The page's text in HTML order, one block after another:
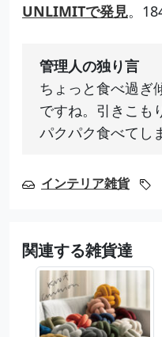
UNLIMITで発見。
管理人の独り言
ちょっと食べ過ぎ
ですね。引きこも
パクパク食べてし
インテリア雑貨
関連する雑貨達